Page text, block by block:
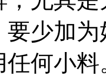
要少加
何小